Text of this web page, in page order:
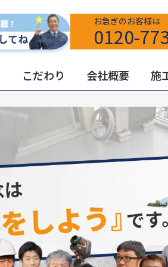
お急ぎのお客様は
0120-
こだわり 会社概要 施